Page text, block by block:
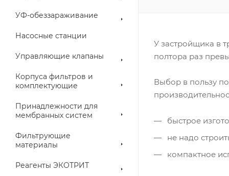
УФ-обеззараживание
Насосные станции
Управляющие клапаны
Корпуса фильтров и
комплектующие
Принадлежности для
мембранных систем
Фильтрующие
материалы
Реагенты ЭКОТРИТ
У застройщика в
полтора раз
Выбор в пользу
быстрое
не надо
компактное